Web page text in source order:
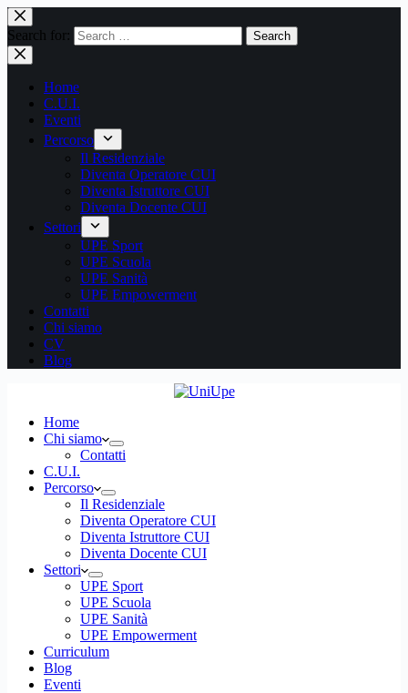
Salta
al
contenuto
Search for: Search
Home
C.U.I.
Eventi
Percorso
Il Residenziale
Diventa Operatore CUI
Diventa Istruttore CUI
Diventa Docente CUI
Settori
UPE Sport
UPE Scuola
UPE Sanità
UPE Empowerment
Contatti
Chi siamo
CV
Blog
Home
Chi siamo
Contatti
C.U.I.
Percorso
Il Residenziale
Diventa Operatore CUI
Diventa Istruttore CUI
Diventa Docente CUI
Settori
UPE Sport
UPE Scuola
UPE Sanità
UPE Empowerment
Curriculum
Blog
Eventi